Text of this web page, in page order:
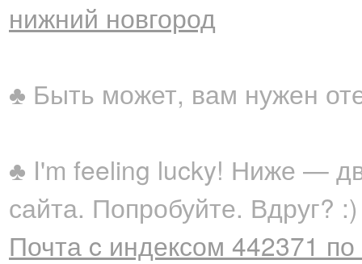
нижний новгород
♣ Быть может, вам нужен
♣ I'm feeling lucky! Ниже —
сайта. Попробуйте. Вдруг? :)
Почта c индексом 442371